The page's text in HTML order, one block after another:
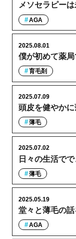
メソセラピー
AGA
僕が初めて薬
2025.08.01
育毛剤
頭皮を健やか
2025.07.09
薄毛
日々の生活で
2025.07.02
薄毛
堂々と薄毛の
2025.05.19
AGA